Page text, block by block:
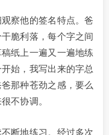
察他的签名特点。爸
脆利落，每个字之间
纸上一遍又一遍地练
始，我写出来的字总
那种苍劲之感，要么
不协调。
断地练习。经过多次